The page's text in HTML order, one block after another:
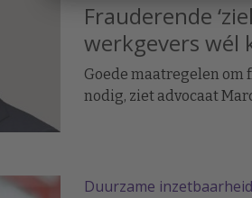
Frauderende
werkgevers wél
Goede maatregelen
nodig, ziet advocaat
Duurzame inzetbaarheid